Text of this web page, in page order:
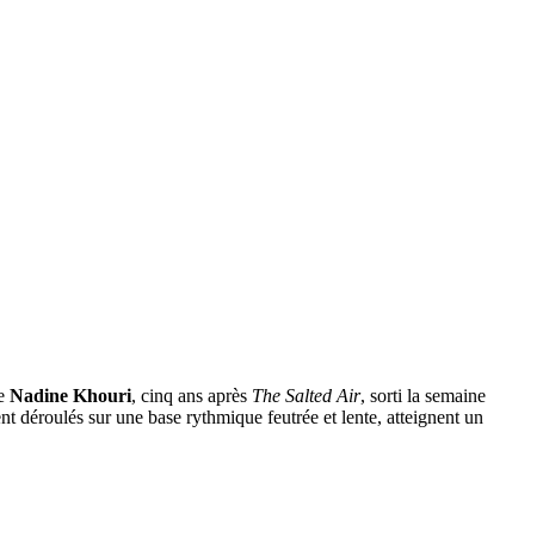
Nadine Khouri, cinq ans après The Salted Air, sorti la semaine
déroulés sur une base rythmique feutrée et lente, atteignent un